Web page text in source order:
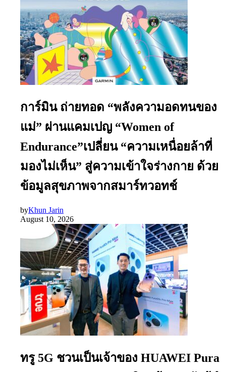
การ์มิน ถ่ายทอด “พลังความอดทนของ
แม่” ผ่านแคมเปญ “Women of
Endurance”เปลี่ยน “ความเหนื่อยล้าที่
มองไม่เห็น” สู่ความเข้าใจร่างกาย ด้วย
ข้อมูลสุขภาพจากสมาร์ทวอทช์
byKhun Jarin
August 10, 2026
ทรู 5G ชวนเป็นเจ้าของ HUAWEI Pura